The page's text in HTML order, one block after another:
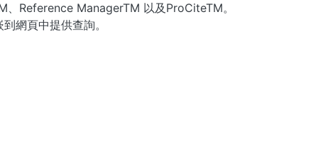
Reference ManagerTM 以及ProCiteTM。
網頁中提供查詢。